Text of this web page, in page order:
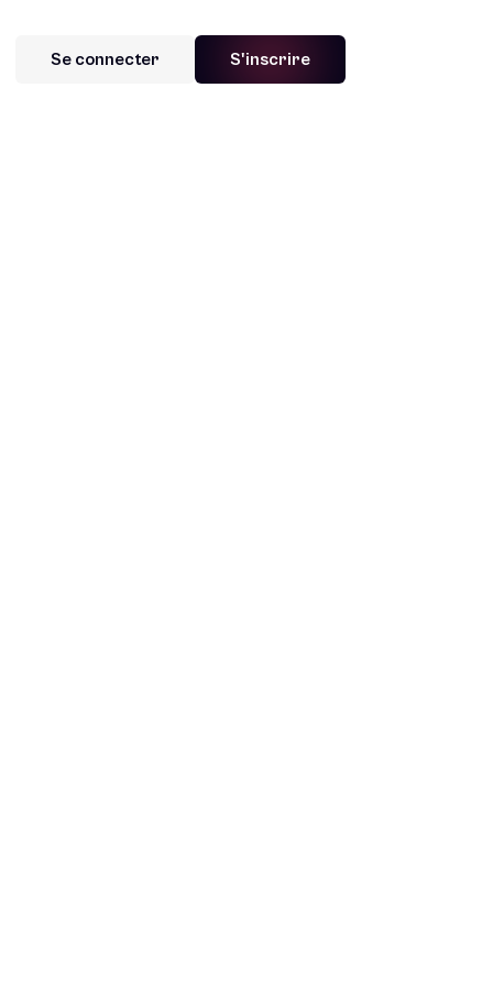
Se connecter S'inscrire